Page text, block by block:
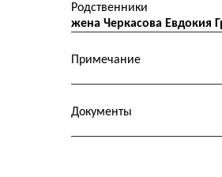
Родственники
жена Черкасова Евдокия
Примечание
Документы